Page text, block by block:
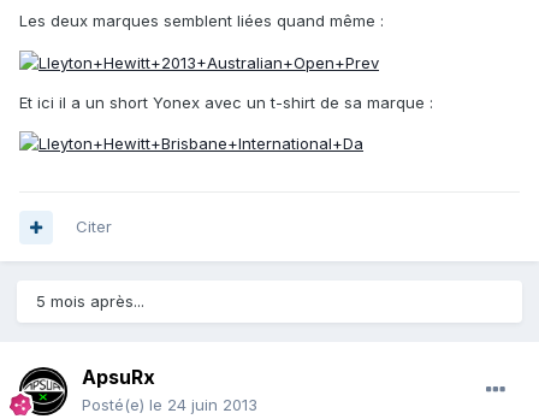
Les deux marques semblent liées quand même :
Et ici il a un short Yonex avec un t-shirt de sa marque :
Citer
5 mois après...
ApsuRx
Posté(e) le 24 juin 2013